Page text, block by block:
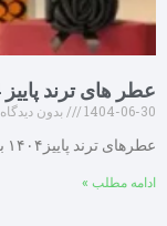
عطر های ترند پاییز 1404
1404-06-30
بدون دیدگاه
عطرهای ترند پاییز۱۴۰۴ بر اساس تناسب با فصل پاییز، ماندگاری
ادامه مطلب »